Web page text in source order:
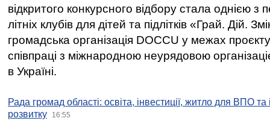
відкритого конкурсного відбору стала однією
літніх клубів для дітей та підлітків «Грай. Дій.
громадська організація DOCCU у межах
співпраці з міжнародною неурядовою
в Україні.
Рада громад області: освіта, інвестиції, житло для ВПО
розвитку
16:55